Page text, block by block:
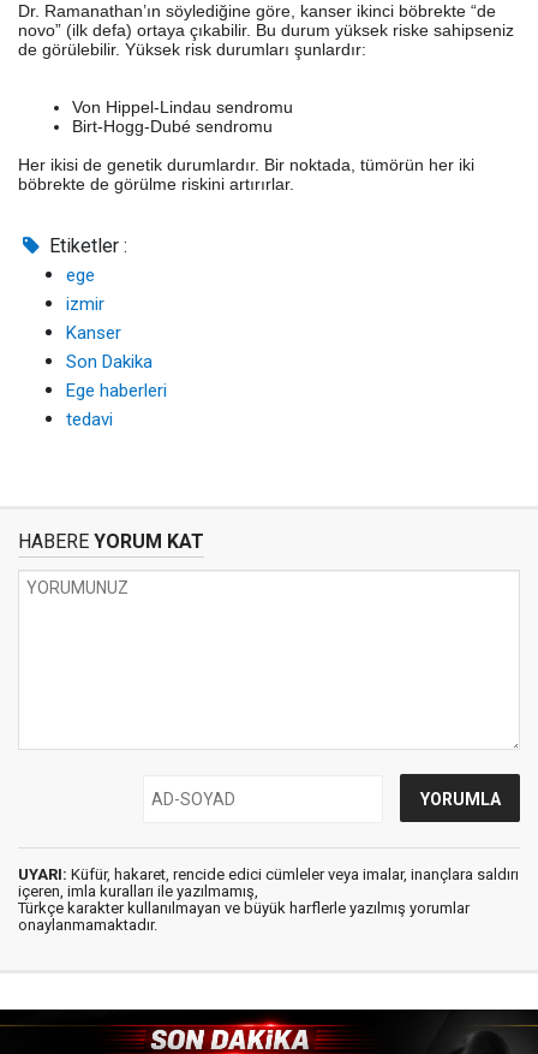
Dr. Ramanathan’ın söylediğine göre, kanser ikinci böbrekte “de
novo” (ilk defa) ortaya çıkabilir. Bu durum yüksek riske sahipseniz
de görülebilir. Yüksek risk durumları şunlardır:
Von Hippel-Lindau sendromu
Birt-Hogg-Dubé sendromu
Her ikisi de genetik durumlardır. Bir noktada, tümörün her iki
böbrekte de görülme riskini artırırlar.
Etiketler :
ege
izmir
Kanser
Son Dakika
Ege haberleri
tedavi
HABERE YORUM KAT
UYARI: Küfür, hakaret, rencide edici cümleler veya imalar, inançlara saldırı
içeren, imla kuralları ile yazılmamış,
Türkçe karakter kullanılmayan ve büyük harflerle yazılmış yorumlar
onaylanmamaktadır.